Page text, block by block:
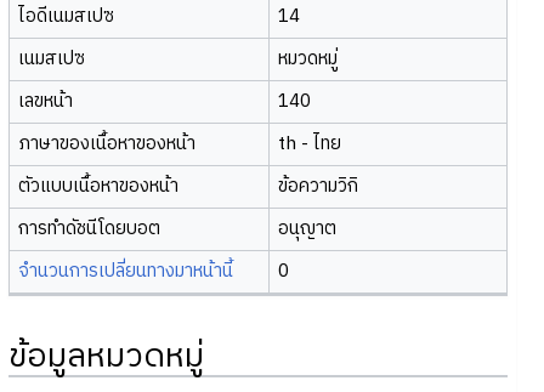
ไอดีเนมสเปซ
14
เนมสเปซ
หมวดหมู่
เลขหน้า
140
ภาษาของเนื้อหาของหน้า
th - ไทย
ตัวแบบเนื้อหาของหน้า
ข้อความวิกิ
การทำดัชนีโดยบอต
อนุญาต
จำนวนการเปลี่ยนทางมาหน้านี้
0
ข้อมูลหมวดหมู่